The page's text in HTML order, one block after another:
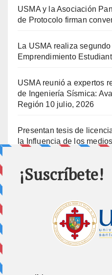
USMA y la Asociación
de Protocolo firman
La USMA realiza
Emprendimiento
USMA reunió a expertos
de Ingeniería Sísmica:
Región 10 julio, 2026
Presentan tesis de
la Influencia de los